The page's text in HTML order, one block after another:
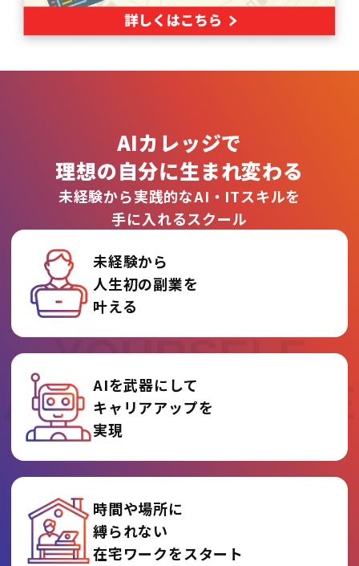
REINVENT
YOURSELF
AT AI COLLEGE
AIカレッジで
理想の自分に生まれ変わる
未経験から実践的なAI・ITスキルを
手に入れるスクール
未経験から
人生初の副業を
叶える
AIを武器にして
キャリアアップを
実現
時間や場所に
縛られない
在宅ワークをスタート